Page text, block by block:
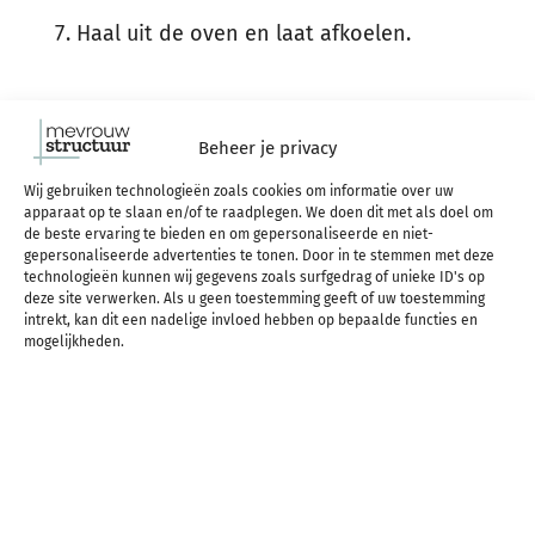
Beheer je privacy
Wij gebruiken technologieën zoals cookies om informatie over uw
apparaat op te slaan en/of te raadplegen. We doen dit met als doel om
de beste ervaring te bieden en om gepersonaliseerde en niet-
gepersonaliseerde advertenties te tonen. Door in te stemmen met deze
technologieën kunnen wij gegevens zoals surfgedrag of unieke ID's op
deze site verwerken. Als u geen toestemming geeft of uw toestemming
intrekt, kan dit een nadelige invloed hebben op bepaalde functies en
mogelijkheden.
Haal uit de oven en laat afkoelen.
doen en morgenochtend door je ontbijtje gooien!
Waarmee ontbijt jij?
Deel dit blogartikel op social media: